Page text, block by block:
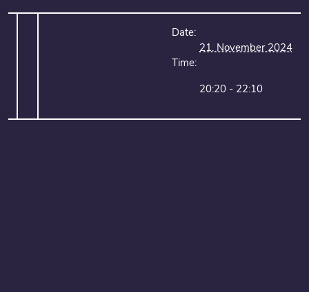
Date:
21. November 2024
Time:
20:20 - 22:10